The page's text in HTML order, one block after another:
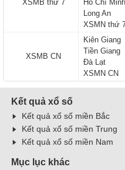
XSMB thứ 7
Hồ Chí Minh
Long An
XSMN thứ
XSMB CN
Kiên Giang
Tiền Giang
Đà Lạt
XSMN CN
Kết quả xổ số
Kết quả xổ số miền Bắc
Kết quả xổ số miền Trung
Kết quả xổ số miền Nam
Mục lục khác